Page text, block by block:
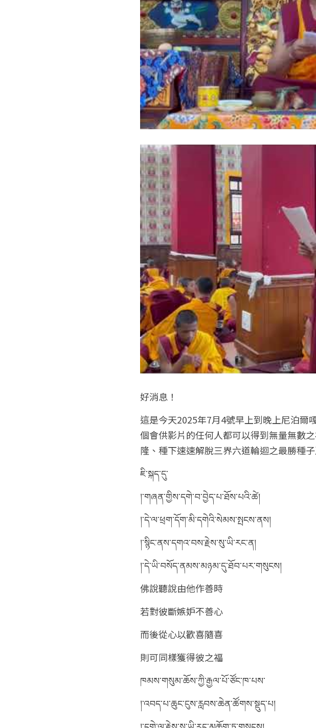
好消息！
這是今天2025年7月4號早上到晚上尼泊爾
個會供影片的任何人都可以得到無量無數
隆、種下速速解脫三界六道輪迴之最勝種
ཇི་སྐད་དུ་
།་གཞན་གྱིས་དགེ་བ་བྱེད་པ་ཐོས་པའི་ཚེ།
།་དེ་ལ་ཕྲག་དོག་མི་དགེའི་སེམས་སྤངས་ནས།
།་སྙིང་ནས་དགའ་བས་རྗེས་སུ་ཡི་རང་ན།
།་དེ་ཡི་བསོད་ནམས་མཉམ་དུ་ཐོབ་པར་གསུངས།
佛說聽說由他作善時
若對彼斷嫉妒不善心
而後從心以歡喜隨喜
則可同樣獲得彼之福
ཁམས་གསུམ་ཆོས་ཀྱི་རྒྱལ་པོ་ཙོང་ཁ་པས་
།་འབད་པ་ཆུང་ངུས་རླབས་ཆེན་ཚོགས་སྡུད་པ།